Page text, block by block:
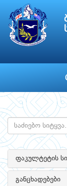
ფაკულტეტის
განცხადებები